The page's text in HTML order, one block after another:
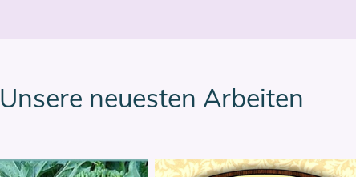
Unsere neuesten Arbeiten